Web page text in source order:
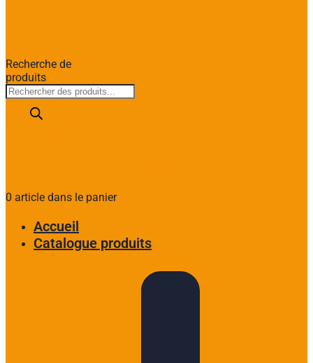
Recherche de
produits
0 article dans le panier
Accueil
Catalogue produits